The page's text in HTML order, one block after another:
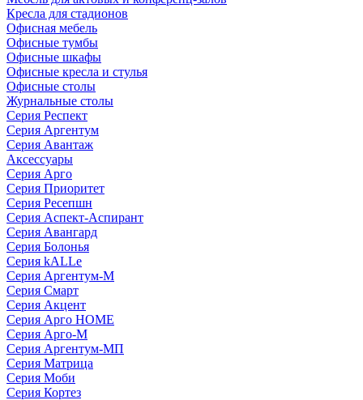
Кресла для стадионов
Офисная мебель
Офисные тумбы
Офисные шкафы
Офисные кресла и стулья
Офисные столы
Журнальные столы
Серия Респект
Серия Аргентум
Серия Авантаж
Аксессуары
Серия Арго
Серия Приоритет
Серия Ресепшн
Серия Аспект-Аспирант
Серия Авангард
Серия Болонья
Серия kALLe
Серия Аргентум-М
Серия Смарт
Серия Акцент
Серия Арго HOME
Серия Арго-М
Серия Аргентум-МП
Серия Матрица
Серия Моби
Серия Кортез